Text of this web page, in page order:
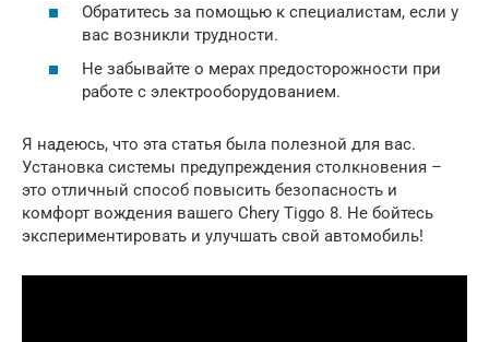
Обратитесь за помощью к специалистам, если у
вас возникли трудности.
Не забывайте о мерах предосторожности при
работе с электрооборудованием.
Я надеюсь, что эта статья была полезной для вас.
Установка системы предупреждения столкновения –
это отличный способ повысить безопасность и
комфорт вождения вашего Chery Tiggo 8. Не бойтесь
экспериментировать и улучшать свой автомобиль!